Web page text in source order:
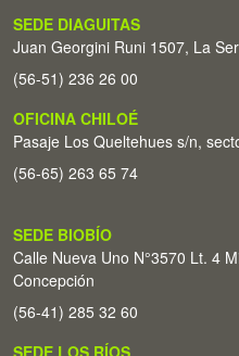
SEDE DIAGUITAS
Juan Georgini Runi 1507, La
(56-51) 236 26 00
OFICINA CHILOÉ
Pasaje Los Queltehues s/n,
(56-65) 263 65 74
SEDE BIOBÍO
Calle Nueva Uno N°3570 Lt. 4
Concepción
(56-41) 285 32 60
SEDE LOS RÍOS